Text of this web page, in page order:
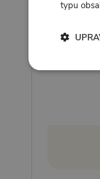
celkem 1
typu